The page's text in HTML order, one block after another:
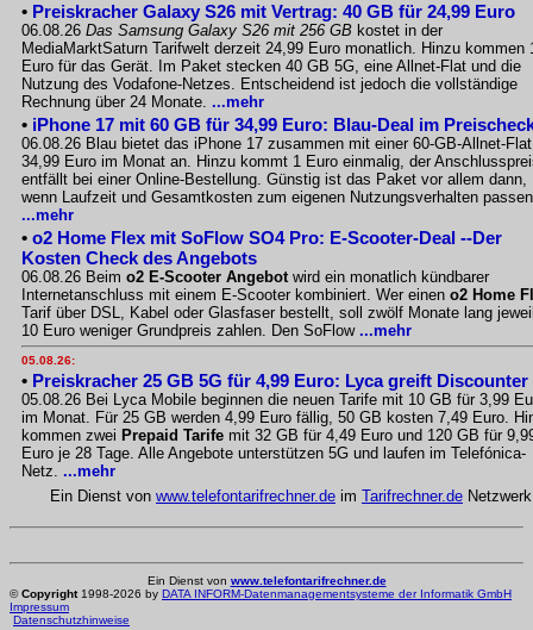
• Preiskracher Galaxy S26 mit Vertrag: 40 GB für 24,99 Euro
06.08.26 Das Samsung Galaxy S26 mit 256 GB kostet in der
MediaMarktSaturn Tarifwelt derzeit 24,99 Euro monatlich. Hinzu kommen
Euro für das Gerät. Im Paket stecken 40 GB 5G, eine Allnet-Flat und die
Nutzung des Vodafone-Netzes. Entscheidend ist jedoch die vollständige
Rechnung über 24 Monate. ...mehr
• iPhone 17 mit 60 GB für 34,99 Euro: Blau-Deal im
06.08.26 Blau bietet das iPhone 17 zusammen mit einer 60-GB-Allnet-
34,99 Euro im Monat an. Hinzu kommt 1 Euro einmalig, der
entfällt bei einer Online-Bestellung. Günstig ist das Paket vor allem dann,
wenn Laufzeit und Gesamtkosten zum eigenen Nutzungsverhalten
...mehr
• o2 Home Flex mit SoFlow SO4 Pro: E-Scooter-Deal --Der
Kosten Check des Angebots
06.08.26 Beim o2 E-Scooter Angebotwird ein monatlich kündbarer
Internetanschluss mit einem E-Scooter kombiniert. Wer einen o2 Home
Tarif über DSL, Kabel oder Glasfaser bestellt, soll zwölf Monate lang
10 Euro weniger Grundpreis zahlen. Den SoFlow ...mehr
05.08.26:
• Preiskracher 25 GB 5G für 4,99 Euro: Lyca greift Discounter
05.08.26 Bei Lyca Mobile beginnen die neuen Tarife mit 10 GB für 3,99
im Monat. Für 25 GB werden 4,99 Euro fällig, 50 GB kosten 7,49 Euro.
kommen zwei Prepaid Tarife mit 32 GB für 4,49 Euro und 120 GB für
Euro je 28 Tage. Alle Angebote unterstützen 5G und laufen im Telefónica-
Netz. ...mehr
Ein Dienst von www.telefontarifrechner.de im Tarifrechner.de Netzwerk
Ein Dienst von www.telefontarifrechner.de
©Copyright1998-2026 by DATA INFORM-Datenmanagementsysteme der Informatik GmbH
Impressum
Datenschutzhinweise